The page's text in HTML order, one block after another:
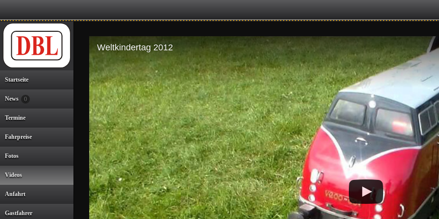
Startseite
News 0
Termine
Fahrpreise
Fotos
Videos
Anfahrt
Gastfahrer
Videos rund um die
Monat: Kategorie:
22:45
Erster Einsatz der 699.02 vor
Publikumszügen bei der
Dampfbahn Leverkusen am
5.Mai 2024
17:34
Dampfbahn Leverkusen -
Werksprobefahrt der 699.02
von Thomas Adler am 7.April
2024
21:32
Adventsfahrtage der
Dampfbahn Leverkusen in
den Jahren 2016 bis 2018 und
2022
06:03 06:09
Weltkindertag 2012